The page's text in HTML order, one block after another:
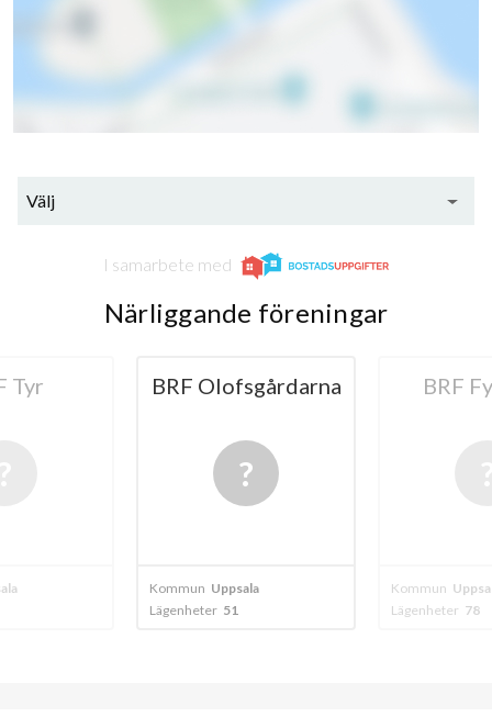
Välj
I samarbete med
Närliggande föreningar
BRF Fyrisäng
Kommun Uppsala
Lägenheter 78
BRF
Kommun
Lägenheter 86